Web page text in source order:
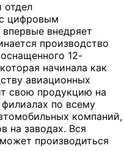
отдел
цифровым
внедряет
производство
12-
начинала как
авиационных
свою продукцию на
по всему
компаний,
на заводах. Вся
производиться